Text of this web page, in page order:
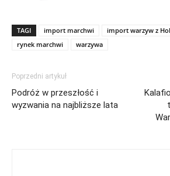
TAGI import marchwi
import warzyw z
rynek marchwi
warzywa
Poprzedni artykuł
Podróż w przeszłość i
wyzwania na najbliższe lata